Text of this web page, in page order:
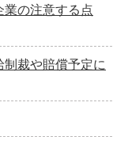
業の注意する点
裁や賠償予定に